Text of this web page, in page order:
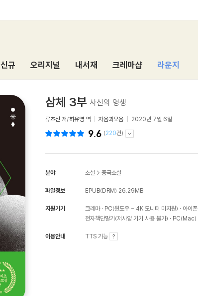
신규 오리지널 내서재 크레마샵 라운지
삼체 3부 사신의 영생
류츠신 저/허유영 역 자음과모음 2020년 7월 6일
9.6 (220건)
분야 소설 > 중국소설
파일정보 EPUB(DRM) 26.29MB
지원기기 크레마 PC(윈도우 - 4K 모니터 미지원) 아이폰
전자책단말기(저사양 기기 사용 불가)
PC(Mac)
이용안내 TTS 가능